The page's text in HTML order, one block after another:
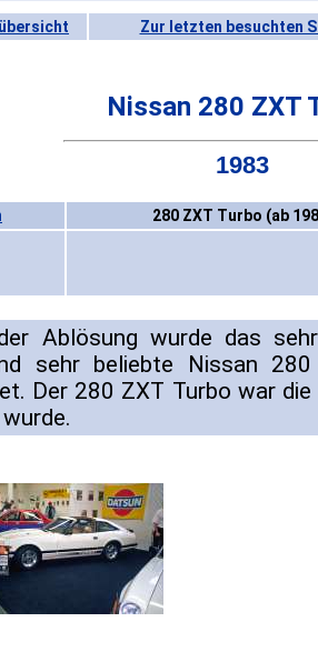
Zur letzten besuchten
Nissan 280 ZXT
1983
280 ZXT Turbo (ab
Ablösung wurde das
sehr beliebte Nissan
Der 280 ZXT Turbo war